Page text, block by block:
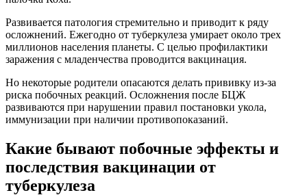
Развивается патология стремительно и приводит к ряду
осложнений. Ежегодно от туберкулеза умирает около трех
миллионов населения планеты. С целью профилактики
заражения с младенчества проводится вакцинация.
Но некоторые родители опасаются делать прививку из-за
риска побочных реакций. Осложнения после БЦЖ
развиваются при нарушении правил постановки укола,
иммунизации при наличии противопоказаний.
Какие бывают побочные эффекты и
последствия вакцинации от
туберкулеза